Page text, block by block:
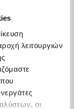
λειτουργιών
οι